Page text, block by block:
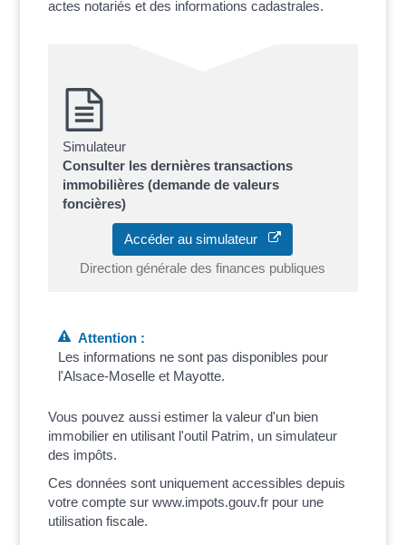
actes notariés et des informations cadastrales.
Simulateur
Consulter les dernières transactions
immobilières (demande de valeurs
foncières)
Accéder au simulateur
Direction générale des finances publiques
Attention :
Les informations ne sont pas disponibles pour
l'Alsace-Moselle et Mayotte.
Vous pouvez aussi estimer la valeur d'un bien
immobilier en utilisant l'outil Patrim, un simulateur
des impôts.
Ces données sont uniquement accessibles depuis
votre compte sur www.impots.gouv.fr pour une
utilisation fiscale.